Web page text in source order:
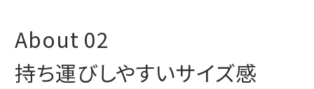
持ち運びしやすいサイズ感